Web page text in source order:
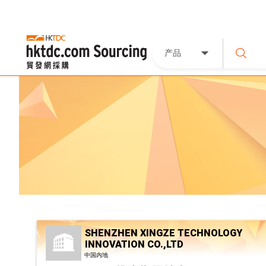
产品
SHENZHEN XINGZE TECHNOLOGY
INNOVATION CO.,LTD
中国内地